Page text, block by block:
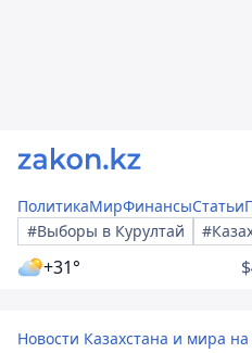
ПолитикаМирФинансыСтатьи
#Выборы в Курултай
+31° $
Новости Казахстана и мира на